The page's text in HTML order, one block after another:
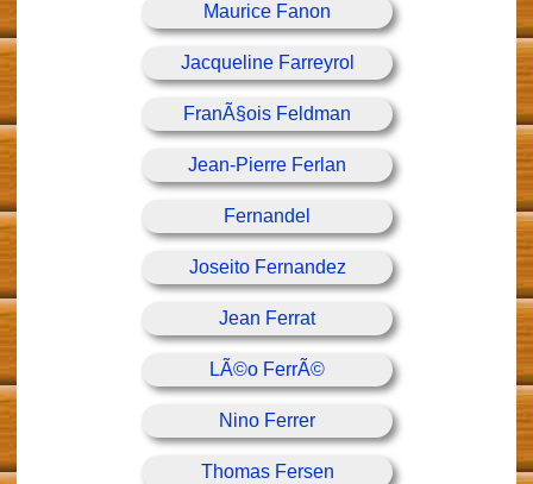
Maurice Fanon
Jacqueline Farreyrol
FranÃ§ois Feldman
Jean-Pierre Ferlan
Fernandel
Joseito Fernandez
Jean Ferrat
LÃ©o FerrÃ©
Nino Ferrer
Thomas Fersen